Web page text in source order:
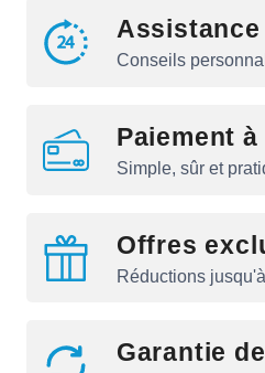
Assistance
Conseils
Paiement
Simple, sûr et
Offres
Réductions
Garantie